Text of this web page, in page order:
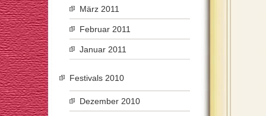
März 2011
Februar 2011
Januar 2011
Festivals 2010
Dezember 2010